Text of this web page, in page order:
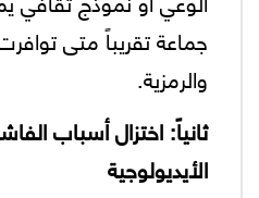
جماعة تقريباً متى
والرمزية.
ثانياً: اختزال أسباب
الأيديولوجية